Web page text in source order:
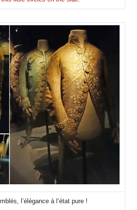
l’élégance à l’état pure !